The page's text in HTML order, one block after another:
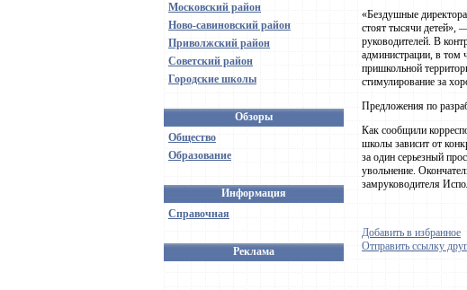
Московский район
Ново-савиновский район
Приволжский район
Советский район
Городские школы
Обзоры
Общество
Образование
Информация
Справочная
Реклама
«Бездушные
стоят тысячи детей»,
руководителей. В
администрации, в том
пришкольной
стимулирование за
Предложения по
Как сообщили
школы зависит от
за один серьезный
увольнение.
замруководителя
Добавить в избранное
Отправить ссылку